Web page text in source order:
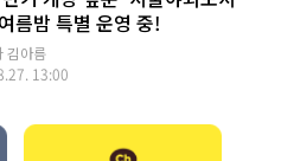
름밤 특별 운영 중!
김아름
13:00